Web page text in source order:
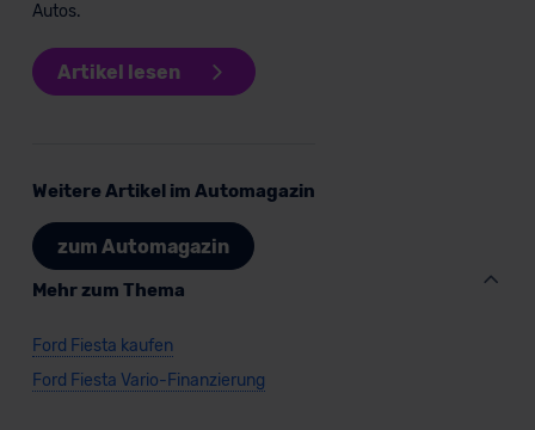
Autos.
Artikel lesen
Weitere Artikel im Automagazin
zum Automagazin
Mehr zum Thema
Ford Fiesta kaufen
Ford Fiesta Vario-Finanzierung